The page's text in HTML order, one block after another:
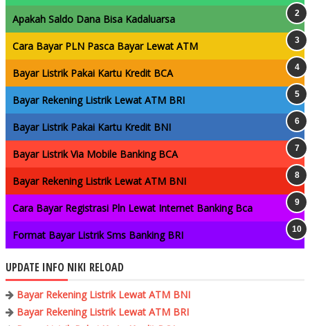
Apakah Saldo Dana Bisa Kadaluarsa
Cara Bayar PLN Pasca Bayar Lewat ATM
Bayar Listrik Pakai Kartu Kredit BCA
Bayar Rekening Listrik Lewat ATM BRI
Bayar Listrik Pakai Kartu Kredit BNI
Bayar Listrik Via Mobile Banking BCA
Bayar Rekening Listrik Lewat ATM BNI
Cara Bayar Registrasi Pln Lewat Internet Banking Bca
Format Bayar Listrik Sms Banking BRI
UPDATE INFO NIKI RELOAD
Bayar Rekening Listrik Lewat ATM BNI
Bayar Rekening Listrik Lewat ATM BRI